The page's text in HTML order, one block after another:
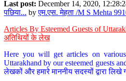
Last post: December 14, 2020,
पछिया... byएम.एस. मेहता /M S Mehta
Articles By Esteemed Guests of
अतिथियों के लेख
Here you will get articles on
Uttarakhand by our esteemed guests
लेखकों और हमारे माननीय सदस्यों द्वारा